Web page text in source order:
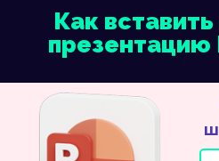
Как
презентацию